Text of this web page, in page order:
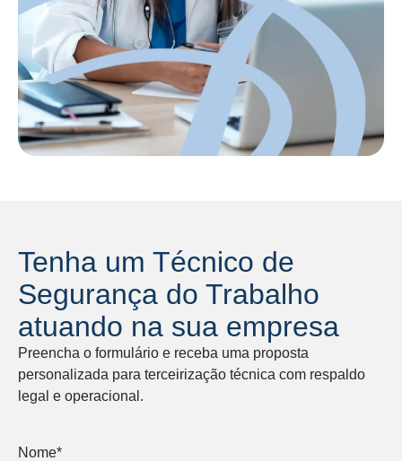
Tenha um Técnico de
Segurança do Trabalho
atuando na sua empresa
Preencha o formulário e receba uma proposta
personalizada para terceirização técnica com respaldo
legal e operacional.
Nome*